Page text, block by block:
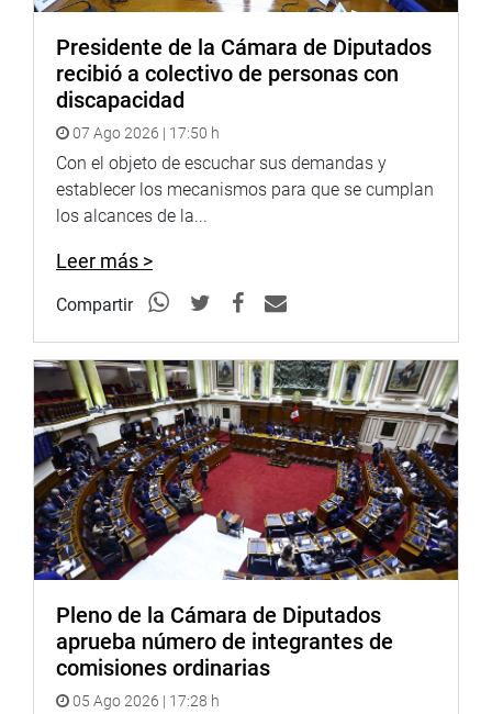
Presidente de la Cámara de Diputados
recibió a colectivo de personas con
discapacidad
07 Ago 2026 | 17:50 h
Con el objeto de escuchar sus demandas y
establecer los mecanismos para que se cumplan
los alcances de la...
Leer más >
Compartir
Pleno de la Cámara de Diputados
aprueba número de integrantes de
comisiones ordinarias
05 Ago 2026 | 17:28 h